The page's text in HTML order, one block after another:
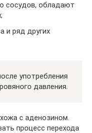
сосудов, обладают
и ряд других
употребления
давления.
с аденозином.
процесс перехода